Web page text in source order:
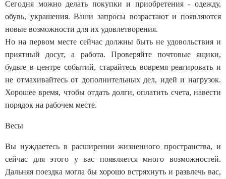
Сегодня можно делать покупки и приобретения - одежду,
обувь, украшения. Ваши запросы возрастают и появляются
новые возможности для их удовлетворения.
Но на первом месте сейчас должны быть не удовольствия и
приятный досуг, а работа. Проверяйте почтовые ящики,
будьте в центре событий, старайтесь вовремя реагировать и
не отмахивайтесь от дополнительных дел, идей и нагрузок.
Хорошее время, чтобы отдать долги, оплатить счета, навести
порядок на рабочем месте.
Весы
Вы нуждаетесь в расширении жизненного пространства, и
сейчас для этого у вас появляется много возможностей.
Дальняя поездка могла бы хорошо встряхнуть и развлечь вас,